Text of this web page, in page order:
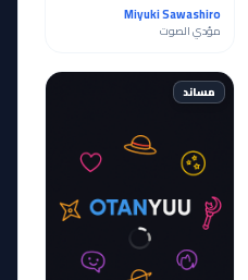
Miyuki Sawashiro
مؤدي الصوت
مساند